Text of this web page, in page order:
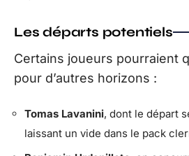
Les départs potentiels
Certains joueurs pourraient
pour d’autres horizons :
Tomas Lavanini, dont le départ
laissant un vide dans le pack